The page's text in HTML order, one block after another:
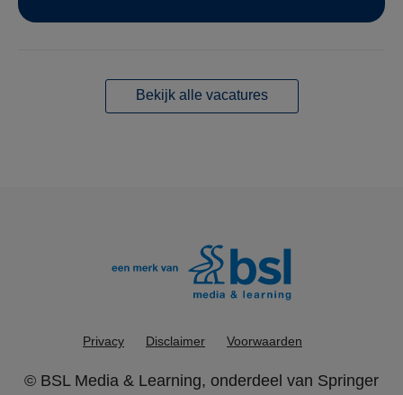
Bekijk alle vacatures
Privacy Disclaimer Voorwaarden
© BSL Media & Learning, onderdeel van Springer